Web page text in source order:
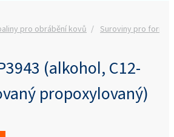
pro obrábění kovů Suroviny pro
(alkohol, C12-
propoxylovaný)